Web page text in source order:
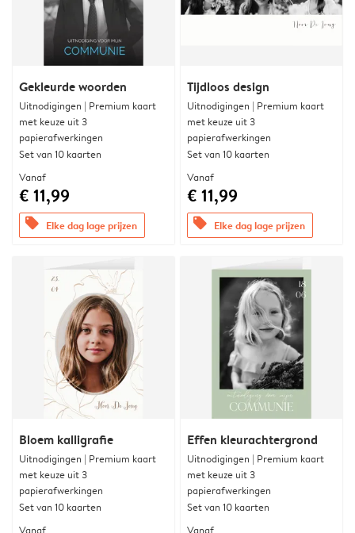
Gekleurde woorden
Uitnodigingen | Premium kaart
met keuze uit 3
papierafwerkingen
Set van 10 kaarten
Vanaf
€ 11,99
offers Elke dag lage prijzen
Tijdloos design
Uitnodigingen | Premium kaart
met keuze uit 3
papierafwerkingen
Set van 10 kaarten
Vanaf
€ 11,99
offers Elke dag lage prijzen
Bloem kalligrafie
Uitnodigingen | Premium kaart
met keuze uit 3
papierafwerkingen
Set van 10 kaarten
Vanaf
Effen kleurachtergrond
Uitnodigingen | Premium kaart
met keuze uit 3
papierafwerkingen
Set van 10 kaarten
Vanaf